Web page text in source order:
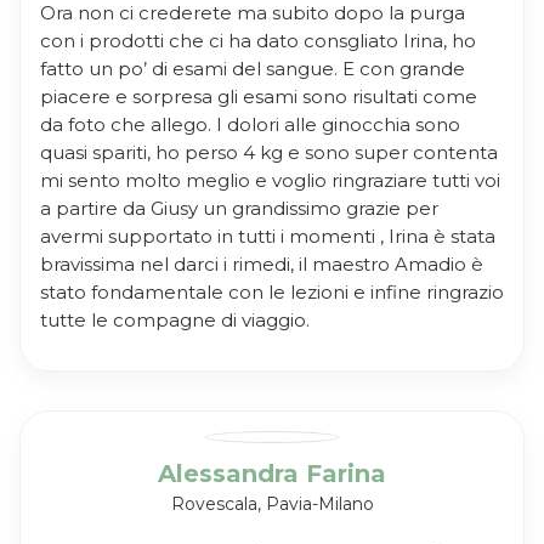
Ora non ci crederete ma subito dopo la purga
con i prodotti che ci ha dato consgliato Irina, ho
fatto un po’ di esami del sangue. E con grande
piacere e sorpresa gli esami sono risultati come
da foto che allego. I dolori alle ginocchia sono
quasi spariti, ho perso 4 kg e sono super contenta
mi sento molto meglio e voglio ringraziare tutti voi
a partire da Giusy un grandissimo grazie per
avermi supportato in tutti i momenti , Irina è stata
bravissima nel darci i rimedi, il maestro Amadio è
stato fondamentale con le lezioni e infine ringrazio
tutte le compagne di viaggio.
Alessandra Farina
Rovescala, Pavia-Milano